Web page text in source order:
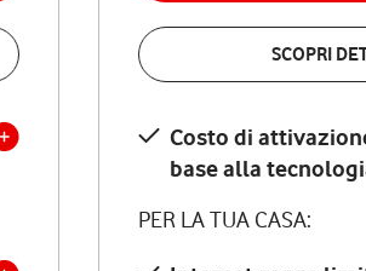
SCOPRI
Costo di
base alla
PER LA TUA CASA: